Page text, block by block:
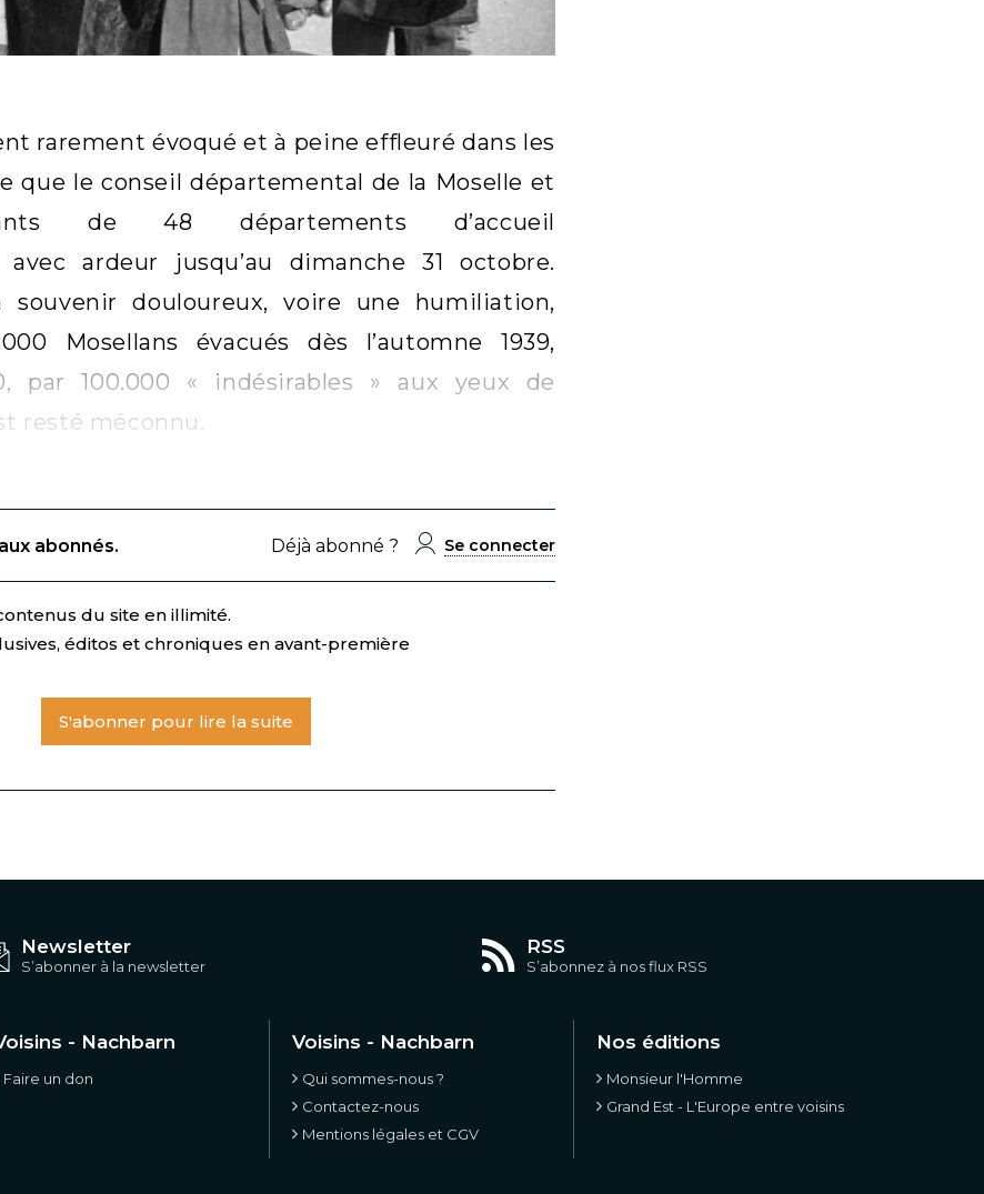
rarement évoqué et à peine effleuré dans les
que le conseil départemental de la Moselle et
de 48 départements d’accueil
ardeur jusqu’au dimanche 31 octobre.
souvenir douloureux, voire une humiliation,
Mosellans évacués dès l’automne 1939,
par 100.000 « indésirables » aux yeux de
resté méconnu.
abonnés. Déjà abonné ? Se connecter
du site en illimité.
éditos et chroniques en avant-première
S'abonner pour lire la suite
Newsletter
S’abonner à la newsletter
RSS
S’abonnez à nos flux RSS
- Nachbarn
Faire un don
Voisins - Nachbarn
Qui sommes-nous ?
Contactez-nous
Mentions légales et CGV
Nos éditions
Monsieur l'Homme
Grand Est - L'Europe entre voisins